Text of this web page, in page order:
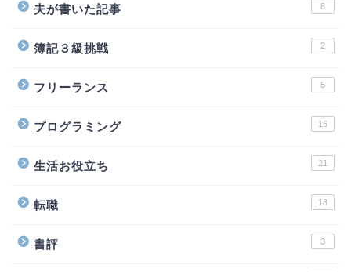
夫が書いた記事 8
簿記３級挑戦 2
フリーランス 5
プログラミング 16
生活お役立ち 21
転職 18
書評 3